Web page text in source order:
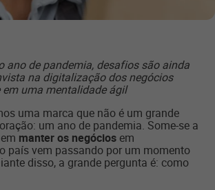
ano de pandemia, desafios são ainda
na digitalização dos negócios
em uma mentalidade ágil
uma marca que não é um grande
um ano de pandemia. Some-se a
manter os negócios em
país vem passando por um momento
disso, a grande pergunta é: como